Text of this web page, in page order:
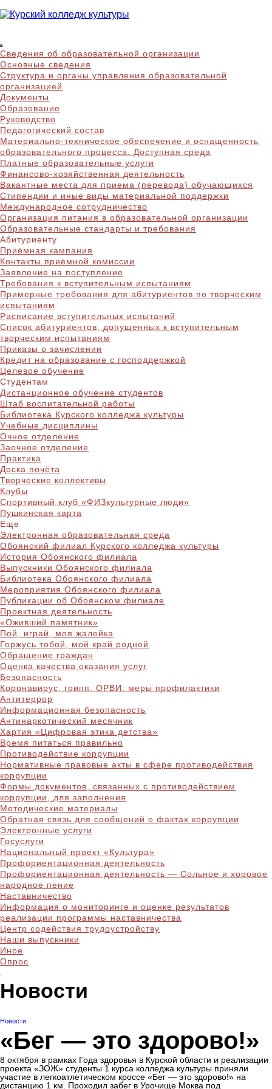
to
Курский колледж
культуры
Сведения об образовательной организации
Основные сведения
Структура и органы управления образовательной
организацией
Документы
Образование
Руководство
Педагогический состав
Материально-техническое обеспечение и оснащенность
образовательного процесса. Доступная среда
Платные образовательные услуги
Финансово-хозяйственная деятельность
Вакантные места для приема (перевода) обучающихся
Стипендии и иные виды материальной поддержки
Международное сотрудничество
Организация питания в образовательной организации
Образовательные стандарты и требования
Абитуриенту
Приёмная кампания
Контакты приёмной комиссии
Заявление на поступление
Требования к вступительным испытаниям
Примерные требования для абитуриентов по творческим
испытаниям
Расписание вступительных испытаний
Список абитуриентов, допущенных к вступительным
творческим испытаниям
Приказы о зачислении
Кредит на образование с господдержкой
Целевое обучение
Студентам
Дистанционное обучение студентов
Штаб воспитательной работы
Библиотека Курского колледжа культуры
Учебные дисциплины
Очное отделение
Заочное отделение
Практика
Доска почёта
Творческие коллективы
Клубы
Спортивный клуб «ФИЗкультурные люди»
Пушкинская карта
Еще
Электронная образовательная среда
Обоянский филиал Курского колледжа культуры
История Обоянского филиала
Выпускники Обоянского филиала
Библиотека Обоянского филиала
Мероприятия Обоянского филиала
Публикации об Обоянском филиале
Проектная деятельность
«Оживший памятник»
Пой, играй, моя жалейка
Горжусь тобой, мой край родной
Обращение граждан
Оценка качества оказания услуг
Безопасность
Коронавирус, грипп, ОРВИ: меры профилактики
Антитеррор
Информационная безопасность
Антинаркотический месячник
Хартия «Цифровая этика детства»
Время питаться правильно
Противодействие коррупции
Нормативные правовые акты в сфере противодействия
коррупции
Формы документов, связанных с противодействием
коррупции, для заполнения
Методические материалы
Обратная связь для сообщений о фактах коррупции
Электронные услуги
Госуслуги
Национальный проект «Культура»
Профориентационная деятельность
Профориентационная деятельность — Сольное и хоровое
народное пение
Наставничество
Информация о мониторинге и оценке результатов
реализации программы наставничества
Центр содействия трудоустройству
Наши выпускники
Иное
Опрос
Новости
Новости
«Бег — это здорово!»
8 октября в рамках Года здоровья в Курской области и реализации
проекта «ЗОЖ» студенты 1 курса колледжа культуры приняли
участие в легкоатлетическом кроссе «Бег — это здорово!» на
дистанцию 1 км. Проходил забег в Урочище Моква под